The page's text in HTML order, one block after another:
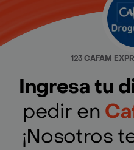
123 CAFAM
Ingresa tu
pedir en
¡Nosotros